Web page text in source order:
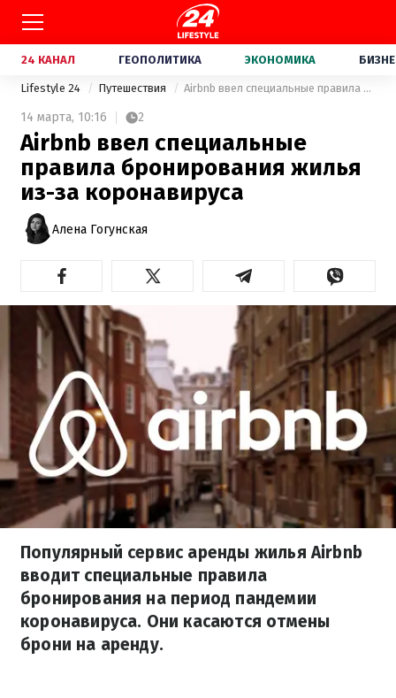
24 КАНАЛ ГЕОПОЛИТИКА ЭКОНОМИКА
Lifestyle 24 Путешествия Airbnb ввел специальные правила бронирования жилья из-за коронавируса
14 марта, 10:16 2
Airbnb ввел специальные
правила бронирования жилья
из-за коронавируса
Алена Гогунская
Популярный сервис аренды жилья Airbnb
вводит специальные правила
бронирования на период пандемии
коронавируса. Они касаются отмены
брони на аренду.